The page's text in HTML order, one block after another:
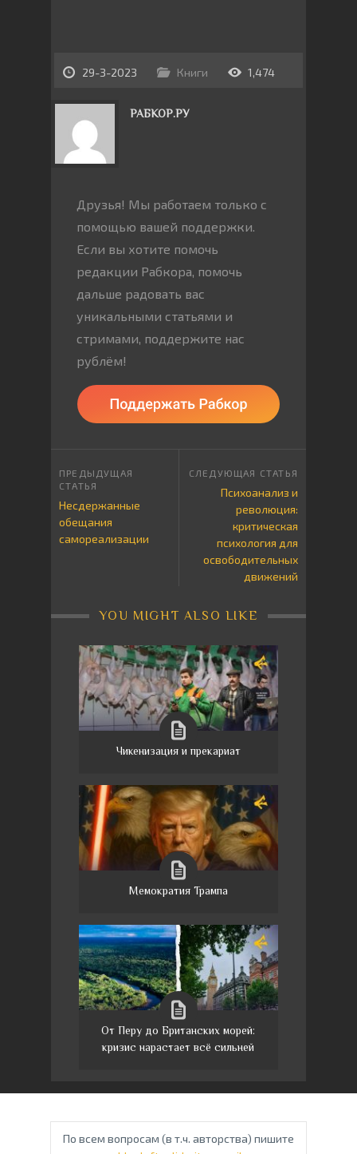
29-3-2023 Книги 1,474
РАБКОР.РУ
Друзья! Мы работаем только с
помощью вашей поддержки.
Если вы хотите помочь
редакции Рабкора, помочь
дальше радовать вас
уникальными статьями и
стримами, поддержите нас
рублём!
Несдержанные
обещания
самореализации
Психоанализ и
революция:
критическая
психология для
освободительных
движений
YOU MIGHT ALSO LIKE
Чикенизация и прекариат
Мемократия Трампа
От Перу до Британских морей:
кризис нарастает всё сильней
По всем вопросам (в т.ч. авторства) пишите